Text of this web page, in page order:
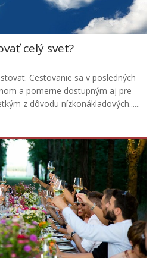
celý svet?
Cestovanie sa v posledných
a pomerne dostupným aj pre
z dôvodu nízkonákladových......